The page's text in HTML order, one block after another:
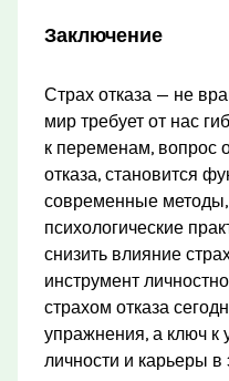
Заключение
Страх отказа — не
мир требует от нас
к переменам, вопрос
отказа, становится
современные методы,
психологические
снизить влияние
инструмент
страхом отказа
упражнения, а ключ к
личности и карьеры в